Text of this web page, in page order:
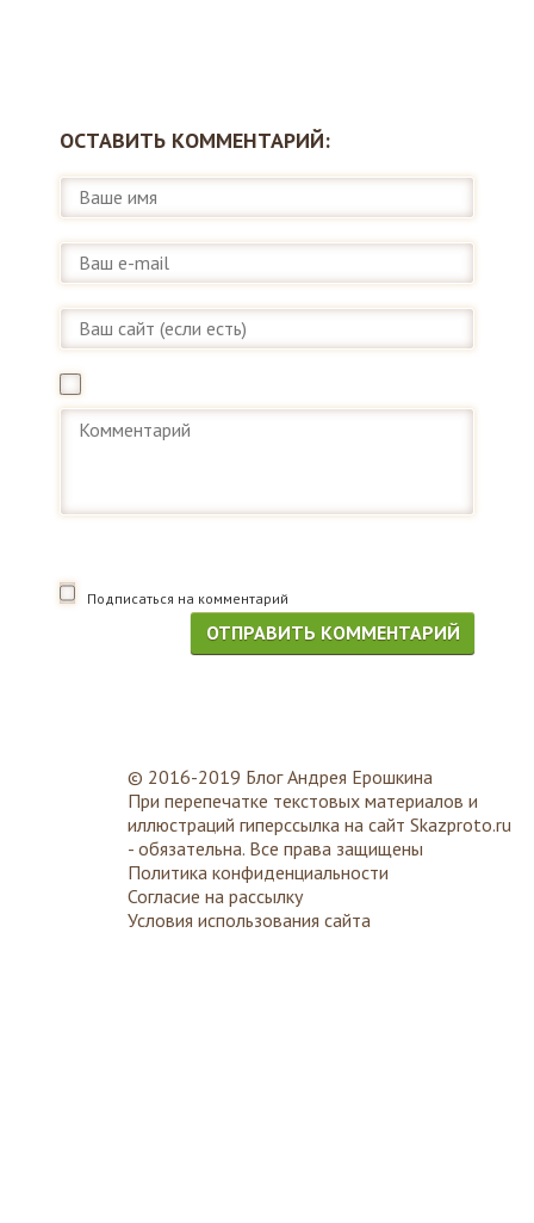
ОСТАВИТЬ КОММЕНТАРИЙ:
Подписаться на комментарий
© 2016-2019 Блог Андрея Ерошкина
При перепечатке текстовых материалов и
иллюстраций гиперссылка на сайт Skazproto.ru
- обязательна. Все права защищены
Политика конфиденциальности
Согласие на рассылку
Условия использования сайта